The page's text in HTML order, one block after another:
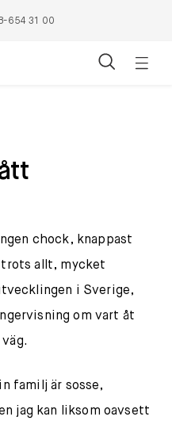
654 31 00
chock, knappast
trots allt, mycket
i Sverige,
om vart åt
familj är sosse,
jag kan liksom oavsett